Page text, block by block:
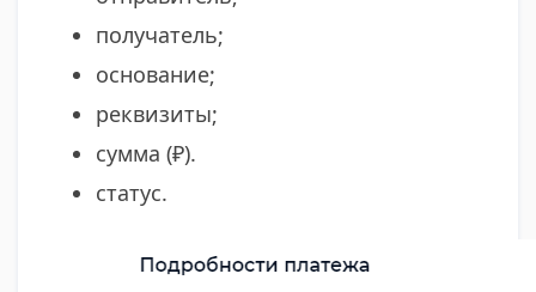
получатель;
основание;
реквизиты;
сумма (₽).
статус.